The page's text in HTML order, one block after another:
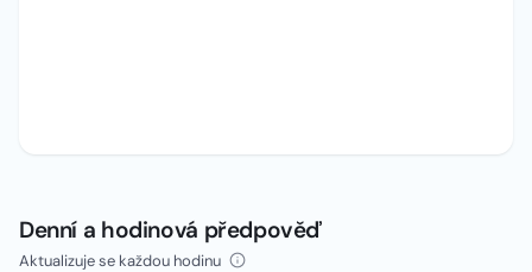
Denní a hodinová předpověď
Aktualizuje se každou hodinu